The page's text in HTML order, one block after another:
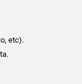
etc).